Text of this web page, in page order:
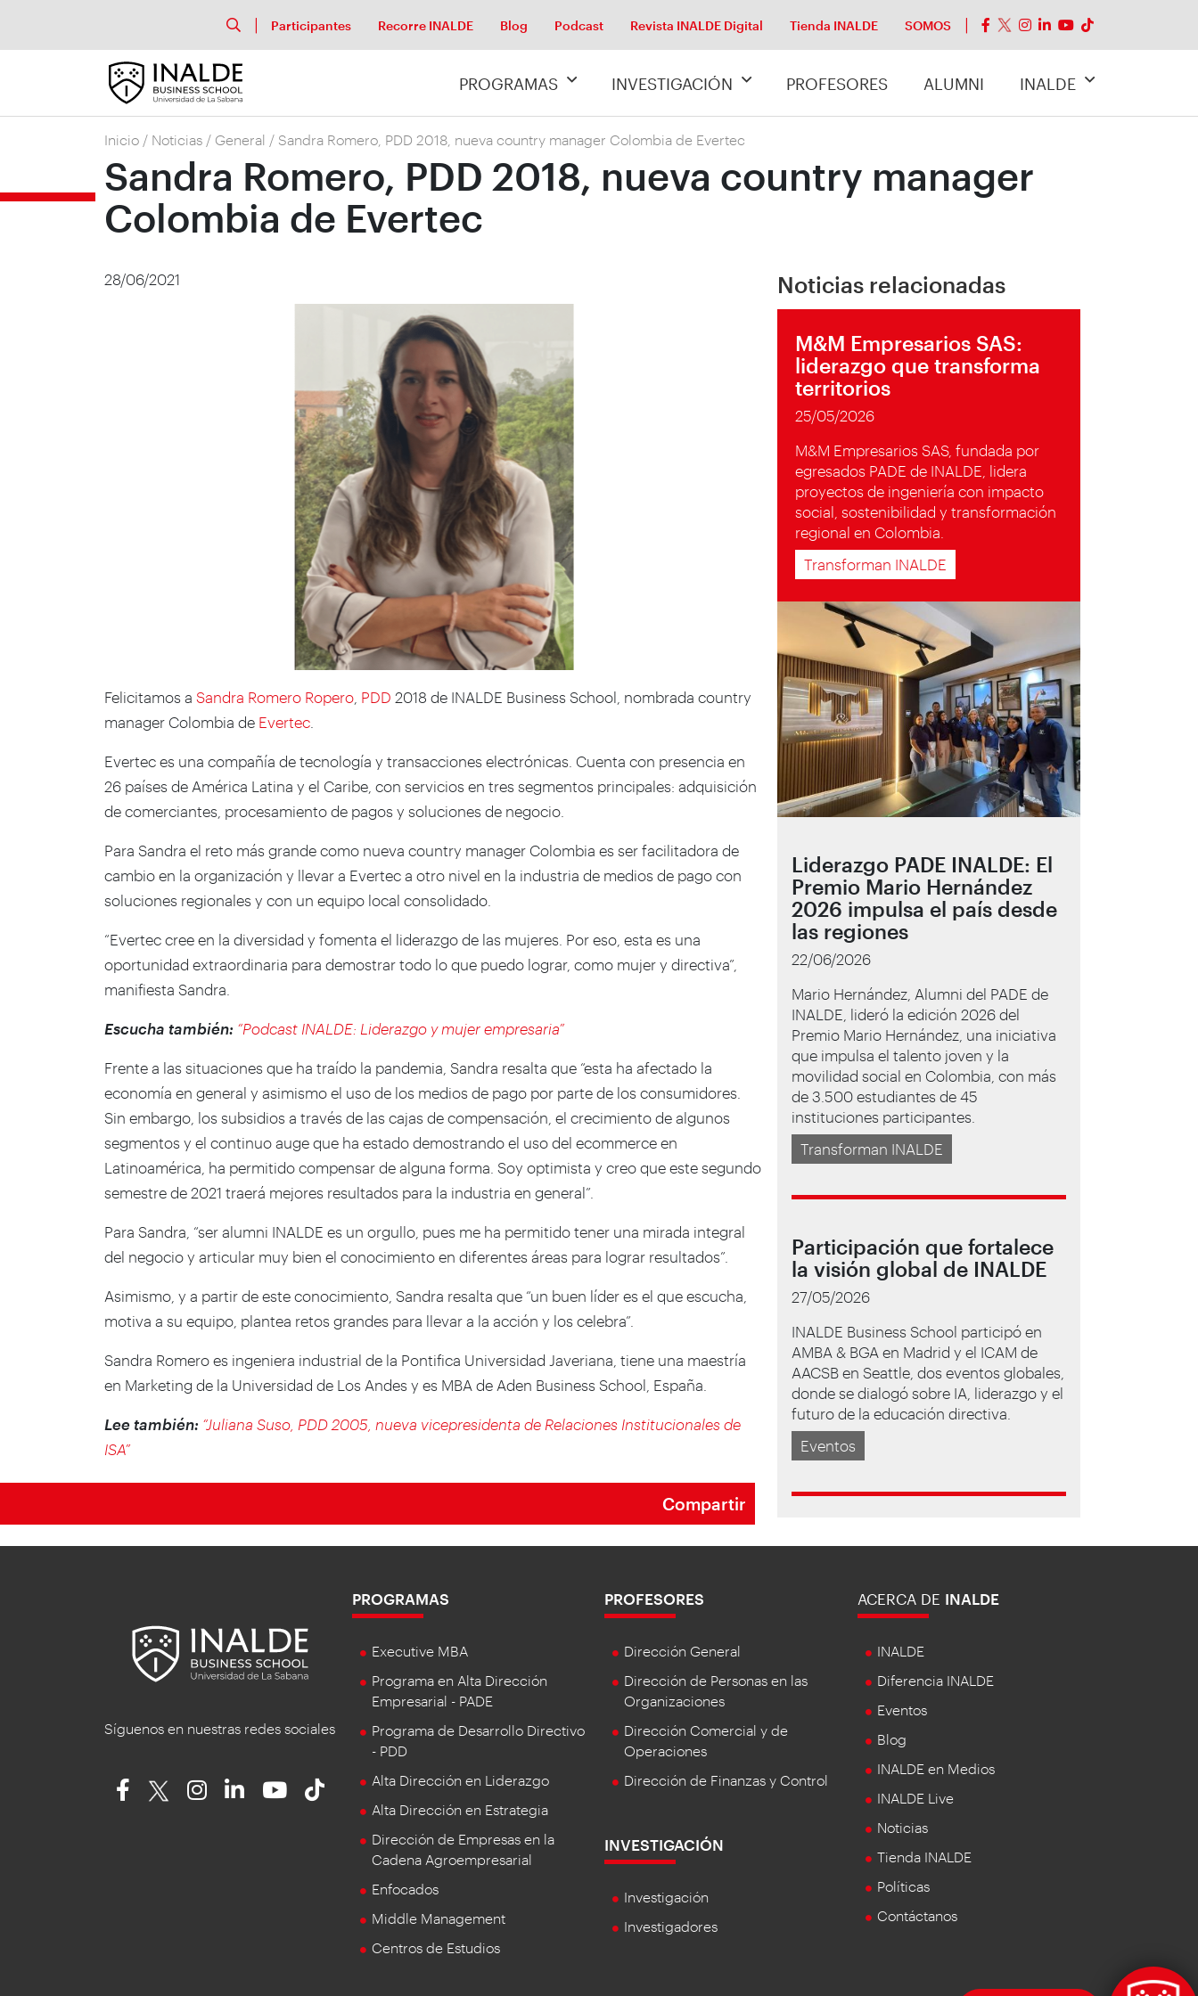
Participantes Recorre INALDE Blog Podcast Revista INALDE Digital Tienda INALDE SOMOS
PROGRAMAS INVESTIGACIÓN PROFESORES ALUMNI INALDE
Inicio / Noticias / General / Sandra Romero, PDD 2018, nueva country manager Colombia de Evertec
Sandra Romero, PDD 2018, nueva country manager
Colombia de Evertec
28/06/2021
Felicitamos a Sandra Romero Ropero PDD 2018 de INALDE Business School, nombrada country
manager Colombia de Evertec
Evertec es una compañía de tecnología y transacciones electrónicas. Cuenta con presencia en
26 países de América Latina y el Caribe, con servicios en tres segmentos principales: adquisición
de comerciantes, procesamiento de pagos y soluciones de negocio.
Para Sandra el reto más grande como nueva country manager Colombia es ser facilitadora de
cambio en la organización y llevar a Evertec a otro nivel en la industria de medios de pago con
soluciones regionales y con un equipo local consolidado.
“Evertec cree en la diversidad y fomenta el liderazgo de las mujeres. Por eso, esta es una
oportunidad extraordinaria para demostrar todo lo que puedo lograr, como mujer y directiva”,
manifiesta Sandra.
Escucha también: “Podcast INALDE: Liderazgo y mujer empresaria”
Frente a las situaciones que ha traído la pandemia, Sandra resalta que “esta ha afectado la
economía en general y asimismo el uso de los medios de pago por parte de los consumidores.
Sin embargo, los subsidios a través de las cajas de compensación, el crecimiento de algunos
segmentos y el continuo auge que ha estado demostrando el uso del ecommerce en
Latinoamérica, ha permitido compensar de alguna forma. Soy optimista y creo que este segundo
semestre de 2021 traerá mejores resultados para la industria en general”.
Para Sandra, “ser alumni INALDE es un orgullo, pues me ha permitido tener una mirada integral
del negocio y articular muy bien el conocimiento en diferentes áreas para lograr resultados”.
Asimismo, y a partir de este conocimiento, Sandra resalta que “un buen líder es el que escucha,
motiva a su equipo, plantea retos grandes para llevar a la acción y los celebra”.
Sandra Romero es ingeniera industrial de la Pontifica Universidad Javeriana, tiene una maestría
en Marketing de la Universidad de Los Andes y es MBA de Aden Business School, España.
Lee también: “Juliana Suso, PDD 2005, nueva vicepresidenta de Relaciones Institucionales de
ISA”
Compartir
Noticias relacionadas
M&M Empresarios SAS:
liderazgo que transforma
territorios
25/05/2026
M&M Empresarios SAS, fundada por
egresados PADE de INALDE, lidera
proyectos de ingeniería con impacto
social, sostenibilidad y transformación
regional en Colombia.
Transforman INALDE
Liderazgo PADE INALDE: El
Premio Mario Hernández
2026 impulsa el país desde
las regiones
22/06/2026
Mario Hernández, Alumni del PADE de
INALDE, lideró la edición 2026 del
Premio Mario Hernández, una iniciativa
que impulsa el talento joven y la
movilidad social en Colombia, con más
de 3.500 estudiantes de 45
instituciones participantes.
Transforman INALDE
Participación que fortalece
la visión global de INALDE
27/05/2026
INALDE Business School participó en
AMBA & BGA en Madrid y el ICAM de
AACSB en Seattle, dos eventos globales,
donde se dialogó sobre IA, liderazgo y el
futuro de la educación directiva.
Eventos
Síguenos en nuestras redes sociales
PROGRAMAS
Executive MBA
Programa en Alta Dirección
Empresarial - PADE
Programa de Desarrollo Directivo
- PDD
Alta Dirección en Liderazgo
Alta Dirección en Estrategia
Dirección de Empresas en la
Cadena Agroempresarial
Enfocados
Middle Management
Centros de Estudios
PROFESORES
Dirección General
Dirección de Personas en las
Organizaciones
Dirección Comercial y de
Operaciones
Dirección de Finanzas y Control
INVESTIGACIÓN
Investigación
Investigadores
ACERCA DE INALDE
INALDE
Diferencia INALDE
Eventos
Blog
INALDE en Medios
INALDE Live
Noticias
Tienda INALDE
Políticas
Contáctanos